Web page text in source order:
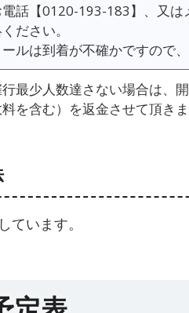
電話【0120-193-183】、又
ださい。
ールは到着が不確かですので
最少人数達さない場合は、
を含む）を返金させて頂き
います。